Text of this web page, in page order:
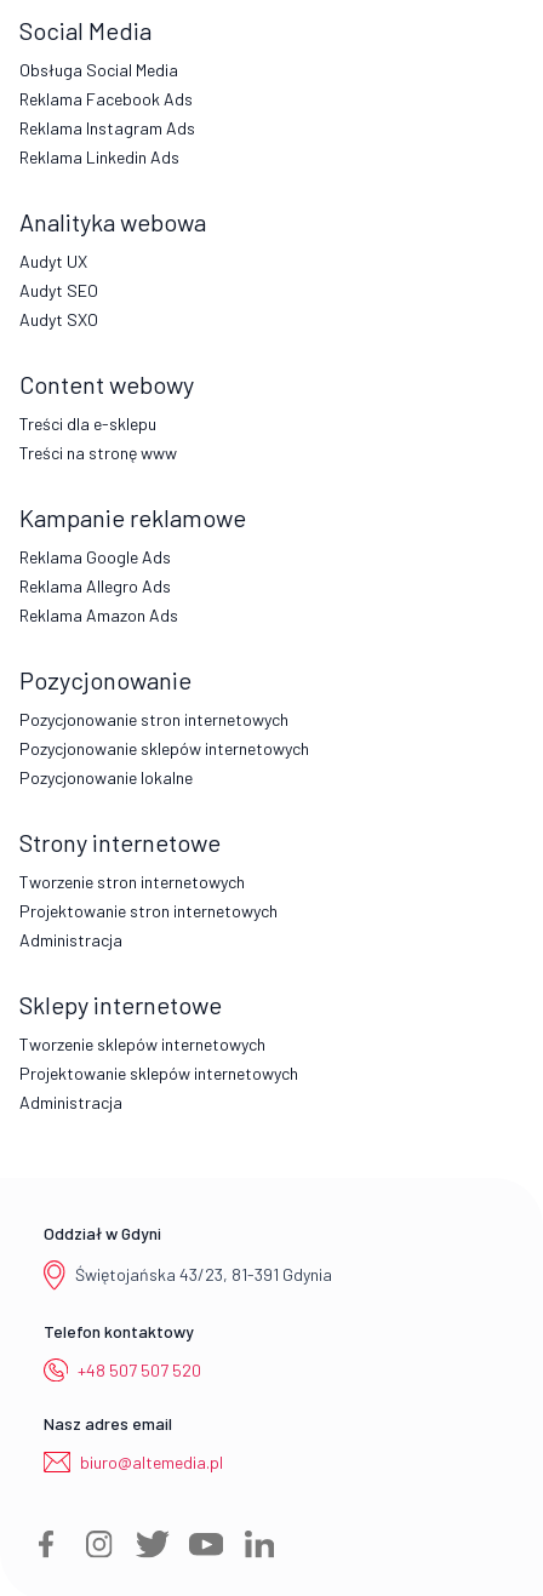
Social Media
Obsługa Social Media
Reklama Facebook Ads
Reklama Instagram Ads
Reklama Linkedin Ads
Analityka webowa
Audyt UX
Audyt SEO
Audyt SXO
Content webowy
Treści dla e-sklepu
Treści na stronę www
Kampanie reklamowe
Reklama Google Ads
Reklama Allegro Ads
Reklama Amazon Ads
Pozycjonowanie
Pozycjonowanie stron internetowych
Pozycjonowanie sklepów internetowych
Pozycjonowanie lokalne
Strony internetowe
Tworzenie stron internetowych
Projektowanie stron internetowych
Administracja
Sklepy internetowe
Tworzenie sklepów internetowych
Projektowanie sklepów internetowych
Administracja
Oddział w Gdyni
Świętojańska 43/23, 81-391 Gdynia
Telefon kontaktowy
+48 507 507 520
Nasz adres email
biuro@altemedia.pl